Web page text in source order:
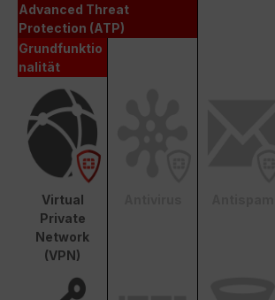
Advanced Threat
Protection (ATP)
Grundfunktio
nalität
Virtual
Private
Network
(VPN)